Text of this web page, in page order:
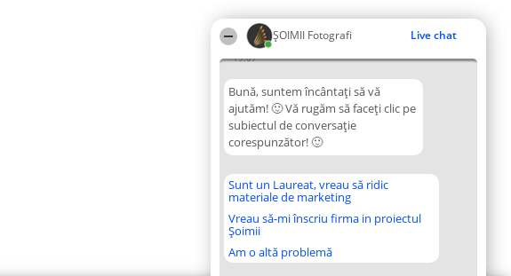
ȘOIMII Fotografi Live chat
19:07
Bună, suntem încântați să vă
ajutăm! 🙂 Vă rugăm să faceți clic pe
subiectul de conversație
corespunzător! 🙂
Sunt un Laureat, vreau să ridic
materiale de marketing
Vreau să-mi înscriu firma in proiectul
Șoimii
Am o altă problemă